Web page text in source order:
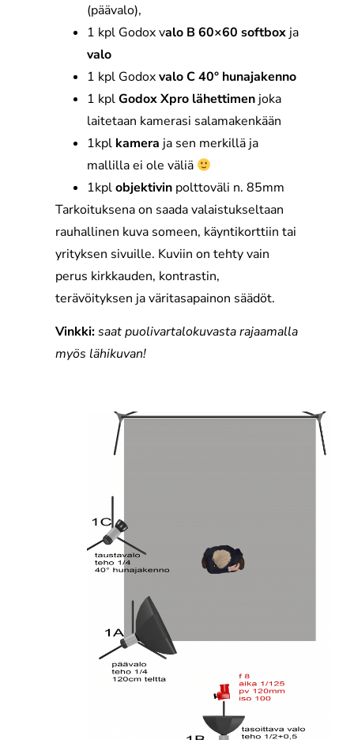
(päävalo),
1 kpl Godox valo B 60×60 softbox ja
valo
1 kpl Godoxvalo C 40° hunajakenno
1 kplGodox Xpro lähettimen joka
laitetaan kamerasi salamakenkään
1kpl kamera ja sen merkillä ja
mallilla ei ole väliä
1kplobjektivin polttoväli n. 85mm
Tarkoituksena on saada valaistukseltaan
rauhallinen kuva someen, käyntikorttiin tai
yrityksen sivuille. Kuviin on tehty vain
perus kirkkauden, kontrastin,
terävöityksen ja väritasapainon säädöt.
Vinkki:saat puolivartalokuvasta rajaamalla
myös lähikuvan!